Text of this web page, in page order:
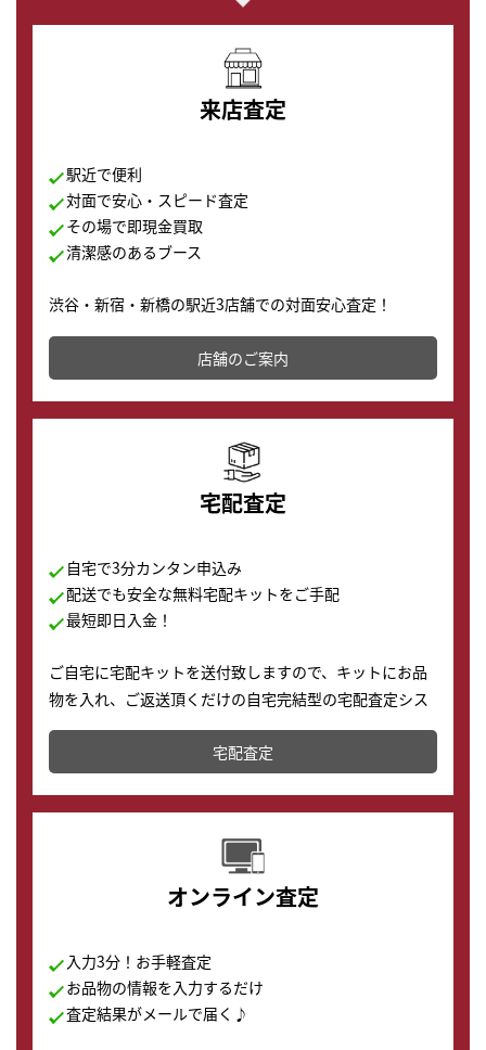
来店査定
駅近で便利
対面で安心・スピード査定
その場で即現金買取
清潔感のあるブース
渋谷・新宿・新橋の駅近3店舗での対面安心査定！
その場で現金買取致します。渋谷本店では、時計販売の
店舗を併設しており、下取りに出してお得に新しい時計
の購入もできます♪
店舗のご案内
宅配査定
自宅で3分カンタン申込み
配送でも安全な無料宅配キットをご手配
最短即日入金！
ご自宅に宅配キットを送付致しますので、キットにお品
物を入れ、ご返送頂くだけの自宅完結型の宅配査定シス
テムです。
配送でも簡単&安全に査定・買取に出すことが可能で
す。
宅配査定
オンライン査定
入力3分！お手軽査定
お品物の情報を入力するだけ
査定結果がメールで届く♪